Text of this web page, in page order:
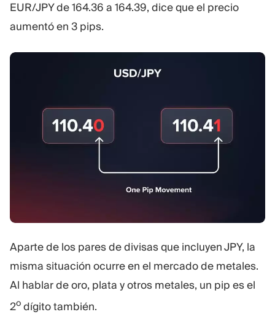
EUR/JPY de 164.36 a 164.39, dice que el precio
aumentó en 3 pips.
Aparte de los pares de divisas que incluyen JPY, la
misma situación ocurre en el mercado de metales.
Al hablar de oro, plata y otros metales, un pip es el
2o dígito también.